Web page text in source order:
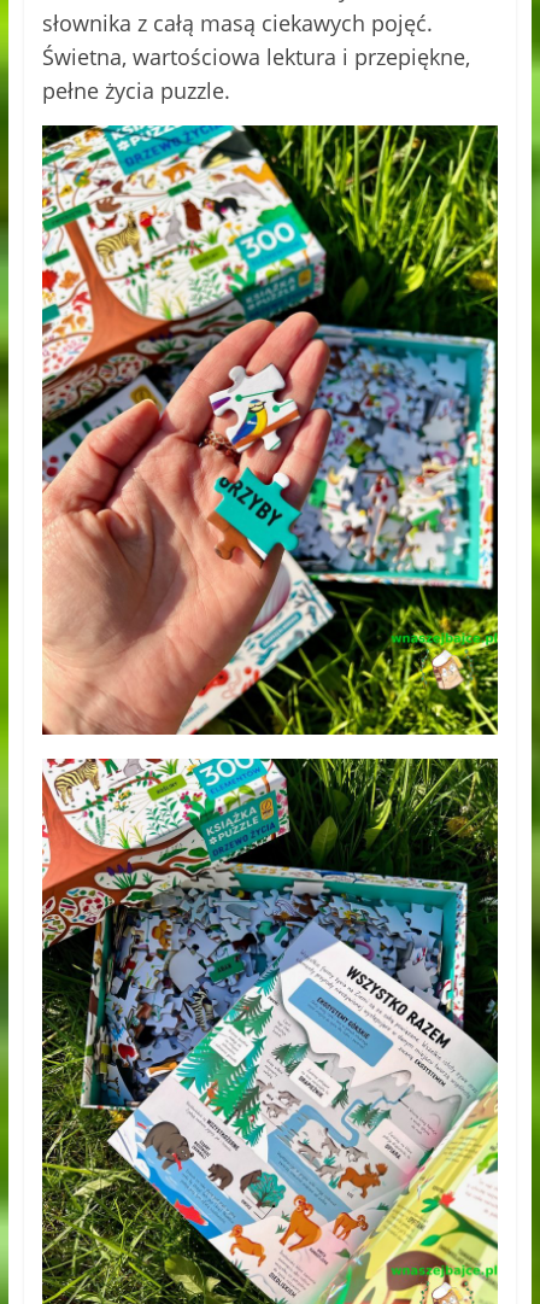
słownika z całą masą ciekawych pojęć.
Świetna, wartościowa lektura i przepiękne,
pełne życia puzzle.